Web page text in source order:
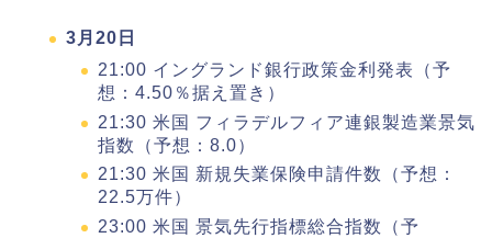
3月20日
21:00 イングランド銀行政策金利発表（予
想：4.50％据え置き）
21:30 米国 フィラデルフィア連銀製造業景気
指数（予想：8.0）
21:30 米国 新規失業保険申請件数（予想：
22.5万件）
23:00 米国 景気先行指標総合指数（予